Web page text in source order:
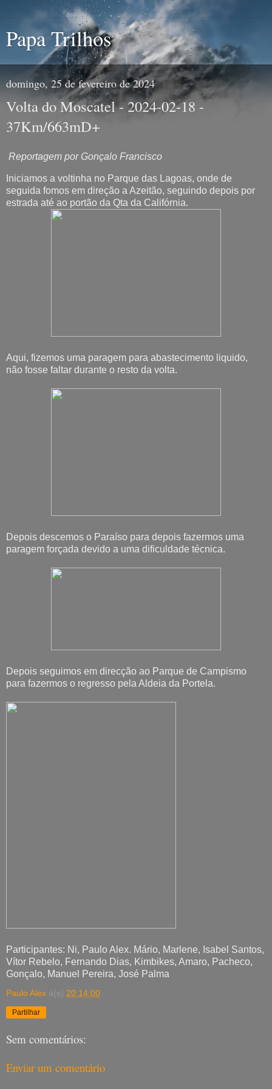
Papa Trilhos
domingo, 25 de fevereiro de 2024
Volta do Moscatel - 2024-02-18 -
37Km/663mD+
Reportagem por Gonçalo Francisco
Iniciamos a voltinha no Parque das Lagoas, onde de
seguida fomos em direção a Azeitão, seguindo depois por
estrada até ao portão da Qta da Califórnia.
Aqui, fizemos uma paragem para abastecimento liquido,
não fosse faltar durante o resto da volta.
Depois descemos o Paraíso para depois fazermos uma
paragem forçada devido a uma dificuldade técnica.
Depois seguimos em direcção ao Parque de Campismo
para fazermos o regresso pela Aldeia da Portela.
Participantes: Ni, Paulo Alex. Mário, Marlene, Isabel Santos,
Vítor Rebelo, Fernando Dias, Kimbikes, Amaro, Pacheco,
Gonçalo, Manuel Pereira, José Palma
Paulo Alex à(s) 20:14:00
Partilhar
Sem comentários:
Enviar um comentário